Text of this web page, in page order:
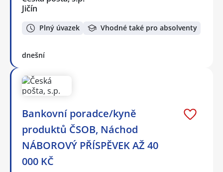
Jičín
Plný úvazek Vhodné také pro absolventy
dnešní
Bankovní poradce/kyně
produktů ČSOB, Náchod
NÁBOROVÝ PŘÍSPĚVEK AŽ 40
000 KČ